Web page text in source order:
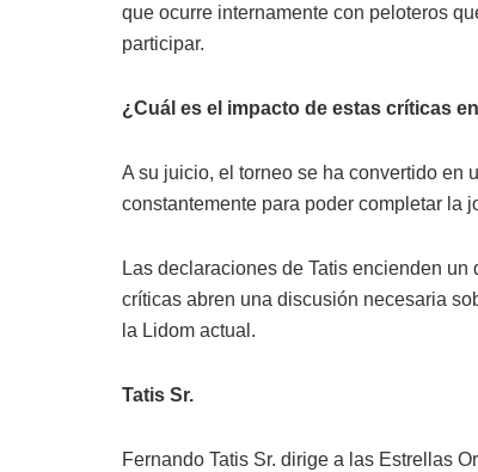
que ocurre internamente con peloteros
participar.
¿Cuál es el impacto de estas críticas
A su juicio, el torneo se ha convertido en
constantemente para poder completar la
Las declaraciones de Tatis encienden
críticas abren una discusión necesaria
la Lidom actual.
Tatis Sr.
Fernando Tatis Sr. dirige a las Estrellas